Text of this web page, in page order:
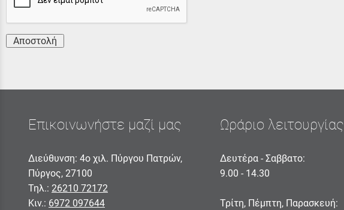
Αποστολή
Επικοινωνήστε μαζί μας
Διεύθυνση: 4ο χιλ. Πύργου Πατρών,
Πύργος, 27100
Τηλ.: 26210 72172
Κιν.: 6972 097644
Ωράριο λειτουργίας
Δευτέρα - Σαββατο:
9.00 - 14.30
Τρίτη, Πέμπτη, Παρασκευή: